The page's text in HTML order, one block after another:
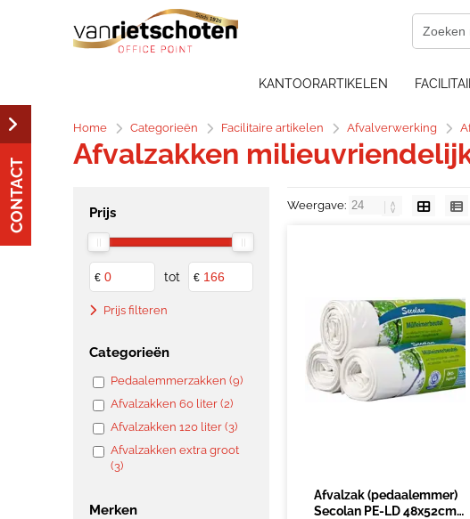
KANTOORARTIKELEN
Home Categorieën Facilitaire artikelen Afvalverwerking
Afvalzakken
Prijs
€ tot €
Prijs filteren
Categorieën
Pedaalemmerzakken (9)
Afvalzakken 60 liter (2)
Afvalzakken 120 liter (3)
Afvalzakken extra groot
(3)
Merken
Weergave:
Afvalzak (pedaalemmer)
Secolan PE-LD 48x52cm
CONTACT